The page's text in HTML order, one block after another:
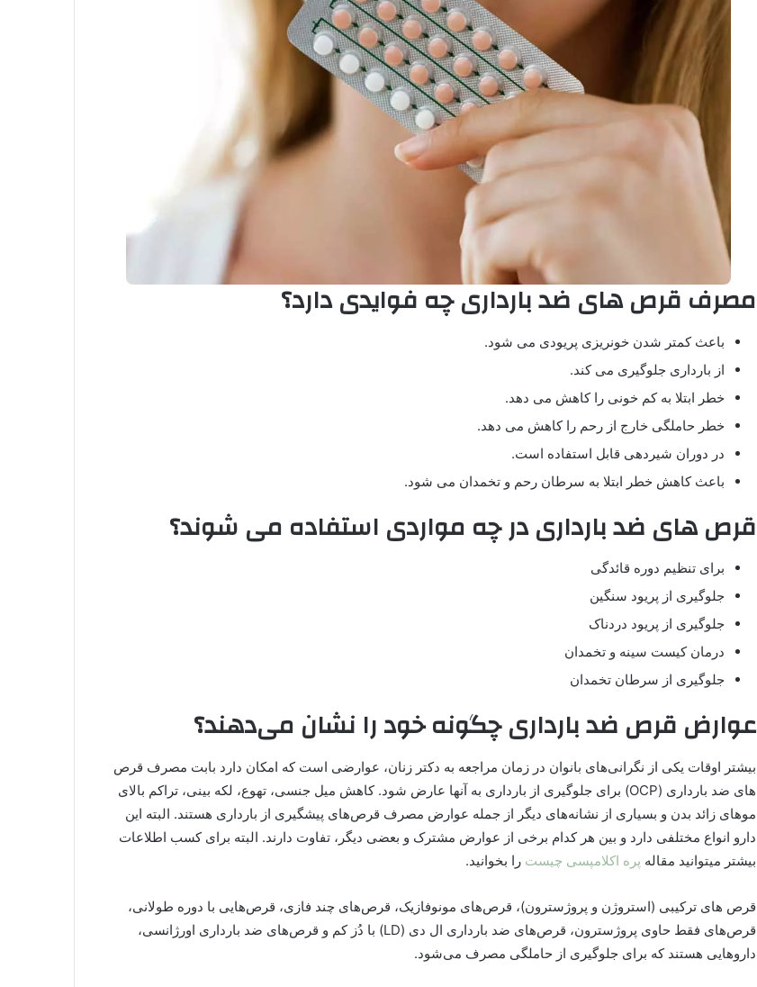
مصرف قرص های ضد بارداری چه فوایدی دارد؟
باعث کمتر شدن خونریزی پریودی می شود.
از بارداری جلوگیری می کند.
خطر ابتلا به کم خونی را کاهش می دهد.
خطر حاملگی خارج از رحم را کاهش می دهد.
در دوران شیردهی قابل استفاده است.
باعث کاهش خطر ابتلا به سرطان رحم و تخمدان می شود.
قرص های ضد بارداری در چه مواردی استفاده می شوند؟
برای تنظیم دوره قائدگی
جلوگیری از پریود سنگین
جلوگیری از پریود دردناک
درمان کیست سینه و تخمدان
جلوگیری از سرطان تخمدان
عوارض قرص ضد بارداری چگونه خود را نشان می‌دهند؟
بیشتر اوقات یکی از نگرانی‌های بانوان در زمان مراجعه به دکتر زنان، عوارضی است که امکان دارد بابت مصرف قرص
های ضد بارداری (OCP) برای جلوگیری از بارداری به آنها عارض شود. کاهش میل جنسی، تهوع، لکه بینی، تراکم بالای
موهای زائد بدن و بسیاری از نشانه‌های دیگر از جمله عوارض مصرف قرص‌های پیشگیری از بارداری هستند. البته این
دارو انواع مختلفی دارد و بین هر کدام برخی از عوارض مشترک و بعضی دیگر، تفاوت دارند. البته برای کسب اطلاعات
بیشتر میتوانید مقاله پره اکلامپسی چیست را بخوانید.
قرص های ترکیبی (استروژن و پروژسترون)، قرص‌های مونوفازیک، قرص‌های چند فازی، قرص‌هایی با دوره طولانی،
قرص‌های فقط حاوی پروژسترون، قرص‌های ضد بارداری ال دی (LD) با دُز کم و قرص‌های ضد بارداری اورژانسی،
داروهایی هستند که برای جلوگیری از حاملگی مصرف می‌شود.